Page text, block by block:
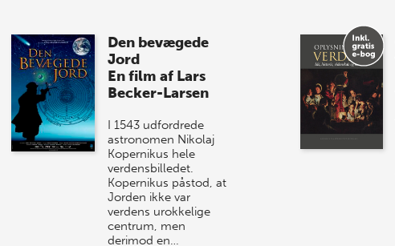
Den bevægede
Jord
En film af Lars
Becker-Larsen
I 1543 udfordrede
astronomen Nikolaj
Kopernikus hele
verdensbilledet.
Kopernikus påstod, at
Jorden ikke var
verdens urokkelige
centrum, men
derimod en…